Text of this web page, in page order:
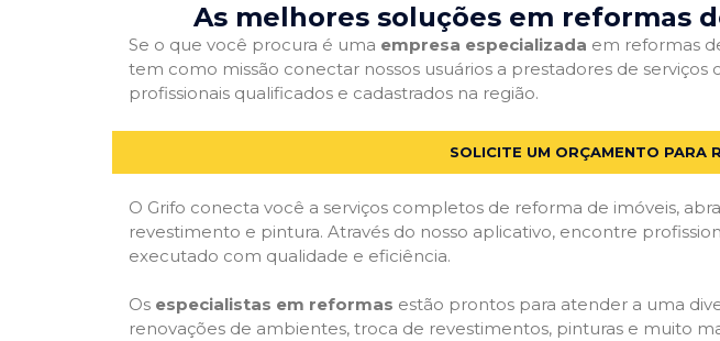
As melhores soluções em reformas
Se o que você procura é uma empresa especializada em reformas
tem como missão conectar nossos usuários a prestadores de
profissionais qualificados e cadastrados na região.
SOLICITE UM ORÇAMENTO PARA
O Grifo conecta você a serviços completos de reforma de imóveis,
revestimento e pintura. Através do nosso aplicativo, encontre
executado com qualidade e eficiência.
Os especialistas em reformas estão prontos para atender a uma
renovações de ambientes, troca de revestimentos, pinturas e muito